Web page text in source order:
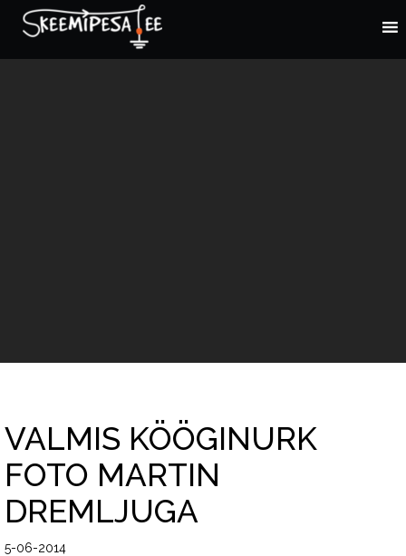
VALMIS KÖÖGINURK
FOTO MARTIN
DREMLJUGA
5-06-2014